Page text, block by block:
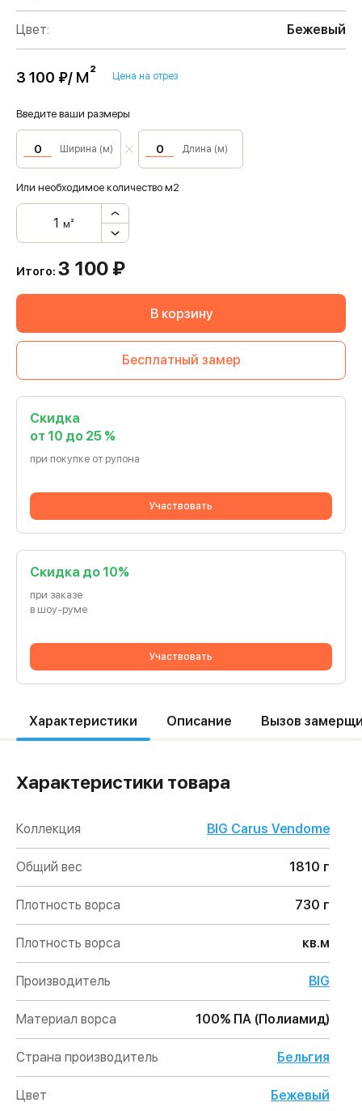
Цвет: Бежевый
3 100 ₽/ м² Цена на отрез
Введите ваши размеры
Ширина (м) Длина (м)
Или необходимое количество м2
м²
Итого: 3 100 ₽
В корзину
Бесплатный замер
Скидка
от 10 до 25 %
при покупке от рулона
Участвовать
Cкидка до 10%
при заказе
в шоу-руме
Участвовать
Характеристики Описание Вызов
Характеристики товара
Коллекция BIG Carus Vendome
Общий вес 1810 г
Плотность ворса 730 г
Плотность ворса кв.м
Производитель BIG
Материал ворса 100% ПА (Полиамид)
Страна производитель Бельгия
Цвет Бежевый